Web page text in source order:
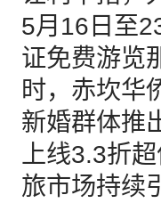
5月16日至
证免费游览
时，赤坎华
新婚群体推
上线3.3折
旅市场持续